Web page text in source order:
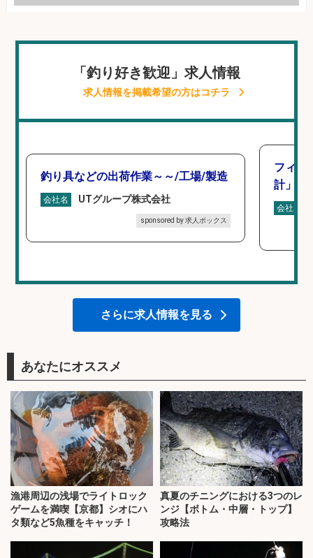
「釣り好き歓迎」求人情報
求人情報を掲載希望の方はコチラ
釣り具などの出荷作業～～/工場/製造
会社名 UTグループ株式会社
sponsored by 求人ボックス
フィッ
計」
会社名
さらに求人情報を見る
あなたにオススメ
漁港周辺の浅場でライトロック
ゲームを満喫【京都】シオにハ
タ類など5魚種をキャッチ！
真夏のチニングにおける3つのレ
ンジ【ボトム・中層・トップ】
攻略法